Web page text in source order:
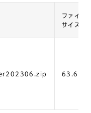
ファイル
サイズ
63.6MB